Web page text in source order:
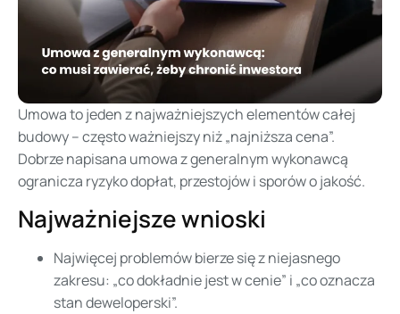
Umowa to jeden z najważniejszych elementów całej
budowy – często ważniejszy niż „najniższa cena”.
Dobrze napisana umowa z generalnym wykonawcą
ogranicza ryzyko dopłat, przestojów i sporów o jakość.
Najważniejsze wnioski
Najwięcej problemów bierze się z niejasnego
zakresu: „co dokładnie jest w cenie” i „co oznacza
stan deweloperski”.